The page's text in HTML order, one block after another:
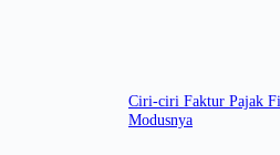
Ciri-ciri Faktur Pajak
Modusnya